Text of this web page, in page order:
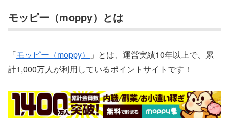
モッピー（moppy）とは
「モッピー（moppy）
」とは、運営実績10年以上で、累
計1,000万人が利用しているポイントサイトです！